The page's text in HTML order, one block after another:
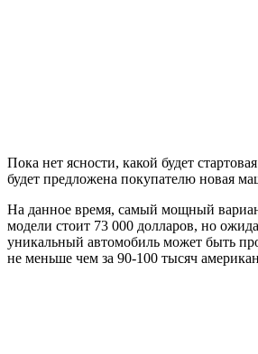
Пока нет ясности, какой будет
будет предложена покупателю новая
На данное время, самый мощный
модели стоит 73 000 долларов, но
уникальный автомобиль может быть
не меньше чем за 90-100 тысяч